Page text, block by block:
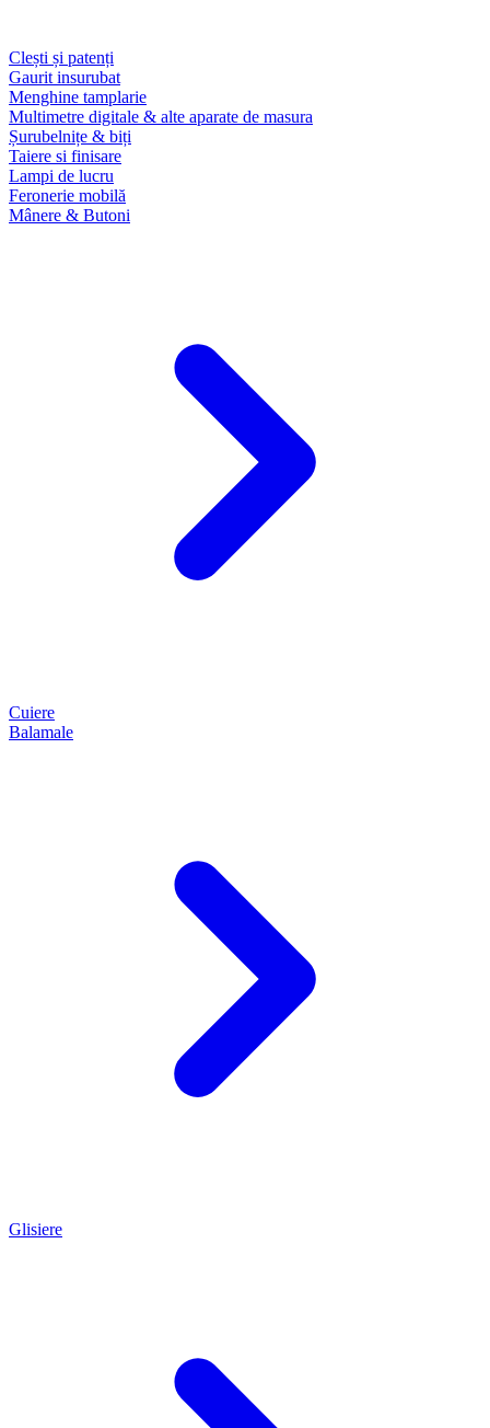
Clești și patenți
Gaurit insurubat
Menghine tamplarie
Multimetre digitale & alte aparate de masura
Șurubelnițe & biți
Taiere si finisare
Lampi de lucru
Feronerie mobilă
Mânere & Butoni
Cuiere
Balamale
Glisiere